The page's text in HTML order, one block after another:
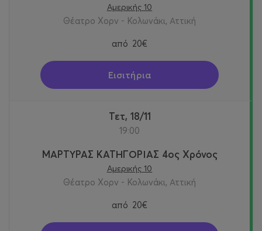
Αμερικής 10
Θέατρο Χορν - Κολωνάκι, Αττική
από 20€
Εισιτήρια
Τετ, 18/11
19:00
ΜΑΡΤΥΡΑΣ ΚΑΤΗΓΟΡΙΑΣ 4ος Χρόνος
Αμερικής 10
Θέατρο Χορν - Κολωνάκι, Αττική
από 20€